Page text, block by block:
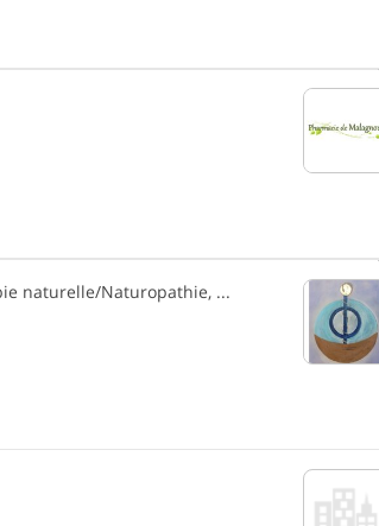
naturelle/Naturopathie, ...